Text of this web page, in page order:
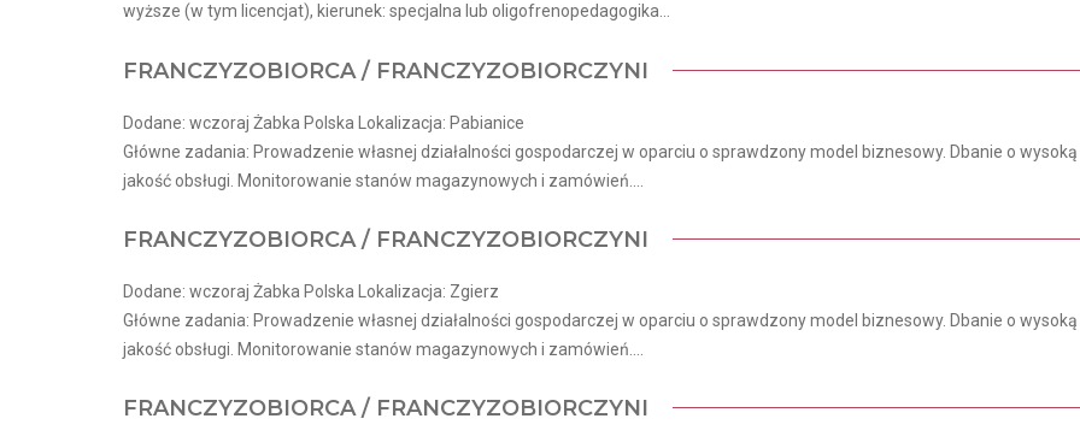
wyższe (w tym licencjat), kierunek: specjalna lub oligofrenopedagogika...
FRANCZYZOBIORCA / FRANCZYZOBIORCZYNI
Dodane: wczoraj Żabka Polska Lokalizacja: Pabianice
Główne zadania: Prowadzenie własnej działalności gospodarczej w oparciu o sprawdzony model biznesowy. Dbanie o wysoką
jakość obsługi. Monitorowanie stanów magazynowych i zamówień....
FRANCZYZOBIORCA / FRANCZYZOBIORCZYNI
Dodane: wczoraj Żabka Polska Lokalizacja: Zgierz
Główne zadania: Prowadzenie własnej działalności gospodarczej w oparciu o sprawdzony model biznesowy. Dbanie o wysoką
jakość obsługi. Monitorowanie stanów magazynowych i zamówień....
FRANCZYZOBIORCA / FRANCZYZOBIORCZYNI